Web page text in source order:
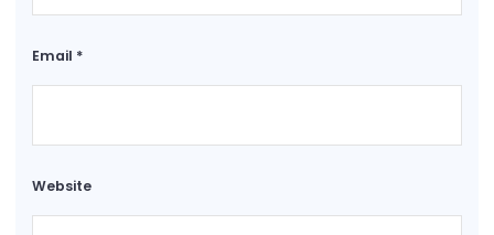
Email *
Website